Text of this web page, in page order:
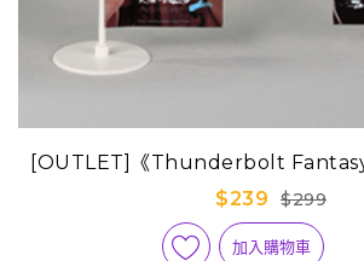
[OUTLET]《Thunderbolt
旗-殤不患+啖劍太歲
$239 $299
加入購物車